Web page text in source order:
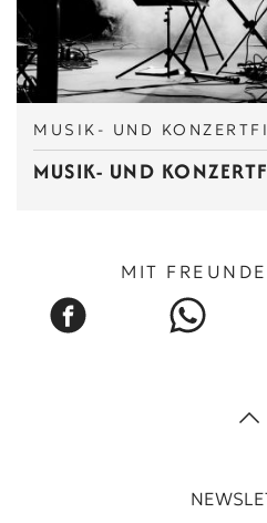
MUSIK- UND
MUSIK- UND
MIT